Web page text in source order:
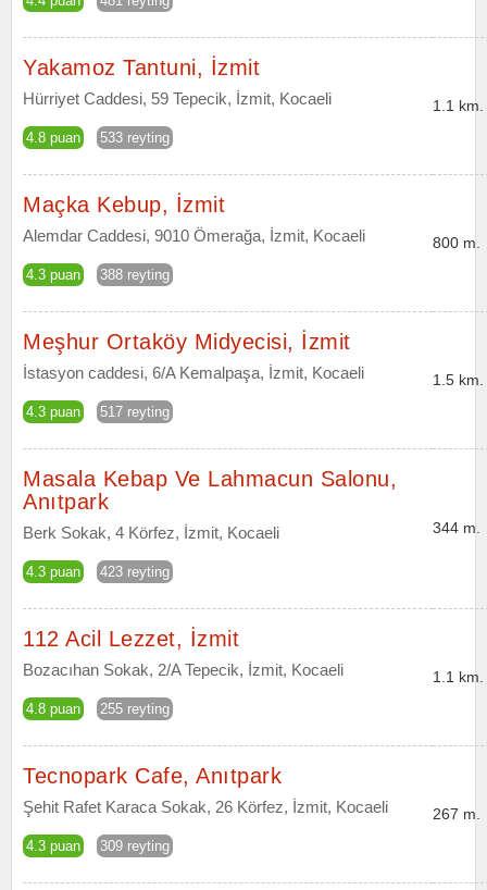
Yakamoz Tantuni, İzmit
Hürriyet Caddesi, 59 Tepecik, İzmit, Kocaeli
4.8 puan 533 reyting
1.1 km.
Maçka Kebup, İzmit
Alemdar Caddesi, 9010 Ömerağa, İzmit, Kocaeli
4.3 puan 388 reyting
800 m.
Meşhur Ortaköy Midyecisi, İzmit
İstasyon caddesi, 6/A Kemalpaşa, İzmit, Kocaeli
4.3 puan 517 reyting
1.5 km.
Masala Kebap Ve Lahmacun Salonu,
Anıtpark
Berk Sokak, 4 Körfez, İzmit, Kocaeli
4.3 puan 423 reyting
344 m.
112 Acil Lezzet, İzmit
Bozacıhan Sokak, 2/A Tepecik, İzmit, Kocaeli
4.8 puan 255 reyting
1.1 km.
Tecnopark Cafe, Anıtpark
Şehit Rafet Karaca Sokak, 26 Körfez, İzmit, Kocaeli
4.3 puan 309 reyting
267 m.